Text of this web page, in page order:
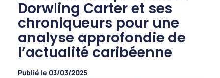
Dorwling Carter et ses
chroniqueurs pour une
analyse approfondie de
l’actualité caribéenne
Publié le 03/03/2025